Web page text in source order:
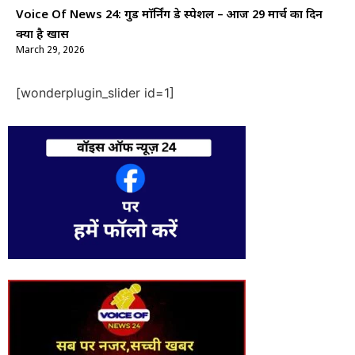
Voice Of News 24: गुड माॅर्निंग डे स्पेशल – आज 29 मार्च का दिन
क्यों है खास
March 29, 2026
[wonderplugin_slider id=1]